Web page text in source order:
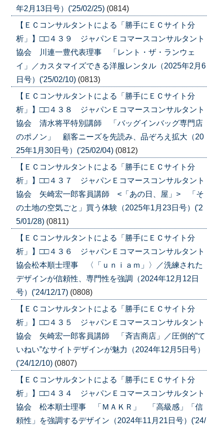
年2月13日号）('25/02/25) (0814)
【ＥＣコンサルタントによる「勝手にＥＣサイト分
析」】□□４３９ ジャパンＥコマースコンサルタント
協会 川連一豊代表理事 「レント・ザ・ランウェ
イ」／カスタマイズできる洋服レンタル（2025年2月6
日号）('25/02/10) (0813)
【ＥＣコンサルタントによる「勝手にＥＣサイト分
析」】□□４３８ ジャパンＥコマースコンサルタント
協会 清水将平特別講師 「バッグインバッグ専門店
のポノン」 顧客ニーズを先読み、品ぞろえ拡大（20
25年1月30日号）('25/02/04) (0812)
【ＥＣコンサルタントによる「勝手にＥＣサイト分
析」】□□４３７ ジャパンＥコマースコンサルタント
協会 矢崎宏一郎客員講師 <「あの日、屋」> 「そ
の土地の空気ごと」買う体験（2025年1月23日号）('2
5/01/28) (0811)
【ＥＣコンサルタントによる「勝手にＥＣサイト分
析」】□□４３６ ジャパンＥコマースコンサルタント
協会松本順士理事 〈「ｕｎｉａｍ」〉／洗練された
デザインが信頼性、専門性を強調（2024年12月12日
号）('24/12/17) (0808)
【ＥＣコンサルタントによる「勝手にＥＣサイト分
析」】□□４３５ ジャパンＥコマースコンサルタント
協会 矢崎宏一郎客員講師 「斉吉商店」／圧倒的”て
いねい”なサイトデザインが魅力（2024年12月5日号）
('24/12/10) (0807)
【ＥＣコンサルタントによる「勝手にＥＣサイト分
析」】□□４３４ ジャパンＥコマースコンサルタント
協会 松本順士理事 「ＭＡＫＲ」 「高級感」「信
頼性」を強調するデザイン（2024年11月21日号）('24/